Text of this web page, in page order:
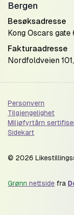
Bergen
Besøksadresse
Kong Oscars
Fakturaadresse
Nordfoldveien
Personvern
Tilgjengelighet
Miljøfyrtårn
Sidekart
© 2026
Grønn nettside fra